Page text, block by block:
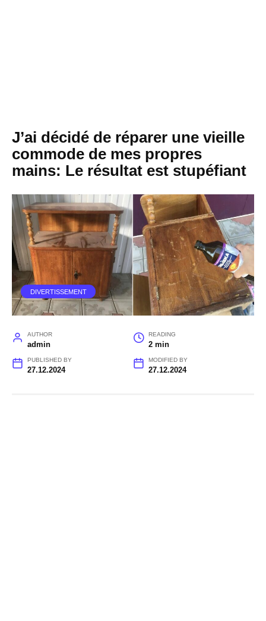
J’ai décidé de réparer une vieille
commode de mes propres
mains: Le résultat est stupéfiant
DIVERTISSEMENT
AUTHOR
admin
READING
2 min
PUBLISHED BY
27.12.2024
MODIFIED BY
27.12.2024